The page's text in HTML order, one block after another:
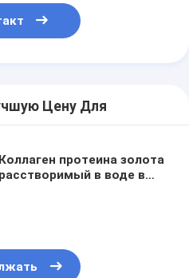
Цену Для
Коллаген протеина золота
расстворимый в воде в